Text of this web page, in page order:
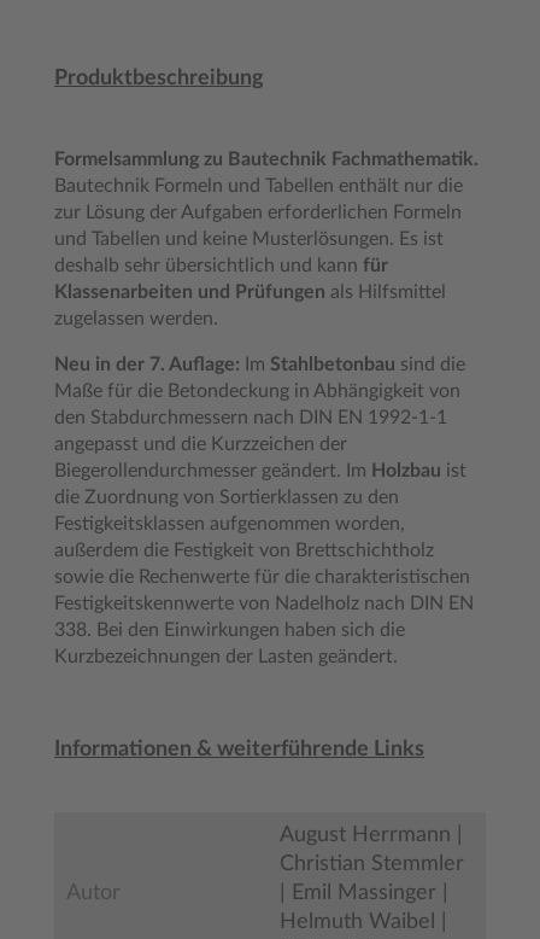
Produktbeschreibung
Formelsammlung zu Bautechnik Fachmathematik.
Bautechnik Formeln und Tabellen enthält nur die
zur Lösung der Aufgaben erforderlichen Formeln
und Tabellen und keine Musterlösungen. Es ist
deshalb sehr übersichtlich und kann für
Klassenarbeiten und Prüfungen als Hilfsmittel
zugelassen werden.
Neu in der 7. Auflage: Im Stahlbetonbau sind die
Maße für die Betondeckung in Abhängigkeit von
den Stabdurchmessern nach DIN EN 1992-1-1
angepasst und die Kurzzeichen der
Biegerollendurchmesser geändert. Im Holzbau ist
die Zuordnung von Sortierklassen zu den
Festigkeitsklassen aufgenommen worden,
außerdem die Festigkeit von Brettschichtholz
sowie die Rechenwerte für die charakteristischen
Festigkeitskennwerte von Nadelholz nach DIN EN
338. Bei den Einwirkungen haben sich die
Kurzbezeichnungen der Lasten geändert.
Informationen & weiterführende Links
Autor
August Herrmann |
Christian Stemmler
| Emil Massinger |
Helmuth Waibel |